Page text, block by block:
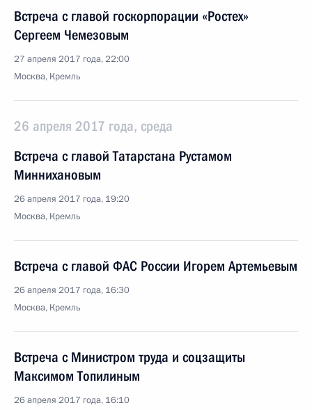
Встреча с главой госкорпорации «Ростех»
Сергеем Чемезовым
27 апреля 2017 года, 22:00
Москва, Кремль
26 апреля 2017 года, среда
Встреча с главой Татарстана Рустамом
Миннихановым
26 апреля 2017 года, 19:20
Москва, Кремль
Встреча с главой ФАС России Игорем Артемьевым
26 апреля 2017 года, 16:30
Москва, Кремль
Встреча с Министром труда и соцзащиты
Максимом Топилиным
26 апреля 2017 года, 16:10